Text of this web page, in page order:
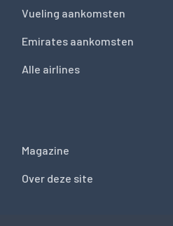
Vueling aankomsten
Emirates aankomsten
Alle airlines
Magazine
Over deze site